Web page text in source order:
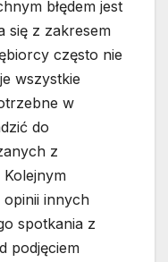
błędem jest
się z zakresem
często nie
wszystkie
w
do
z
opinii innych
spotkania z
podjęciem